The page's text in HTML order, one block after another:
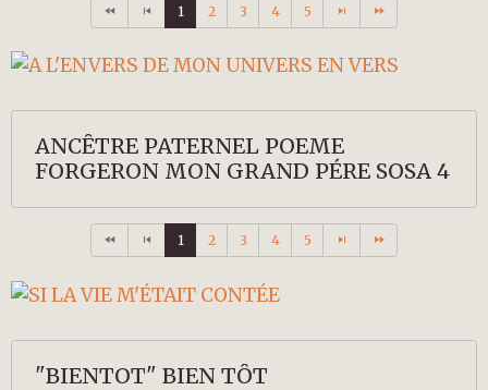
1 2 3 4 5
ANCÊTRE PATERNEL POEME
FORGERON MON GRAND PÉRE SOSA 4
1 2 3 4 5
"BIENTOT" BIEN TÔT